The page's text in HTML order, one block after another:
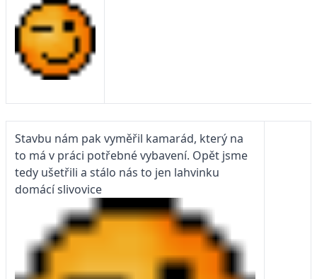
Stavbu nám pak vyměřil kamarád, který na
to má v práci potřebné vybavení. Opět jsme
tedy ušetřili a stálo nás to jen lahvinku
domácí slivovice